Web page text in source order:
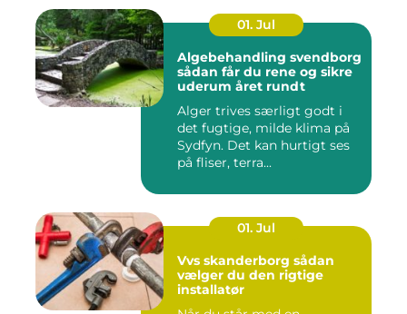
01. Jul
Algebehandling svendborg
sådan får du rene og sikre
uderum året rundt
Alger trives særligt godt i
det fugtige, milde klima på
Sydfyn. Det kan hurtigt ses
på fliser, terra...
01. Jul
Vvs skanderborg sådan
vælger du den rigtige
installatør